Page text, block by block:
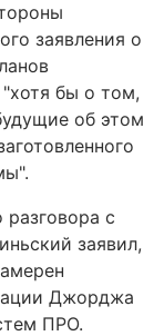
заявления о
бы о том,
об этом
разговора с
заявил,
Джорджа
ПРО.